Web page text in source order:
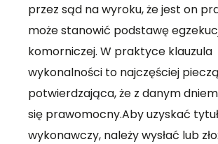
przez sąd na wyroku, że jest on
może stanowić podstawę
komorniczej. W praktyce klauzula
wykonalności to najczęściej
potwierdzająca, że z danym
się prawomocny.Aby uzyskać tytuł
wykonawczy, należy wysłać lub